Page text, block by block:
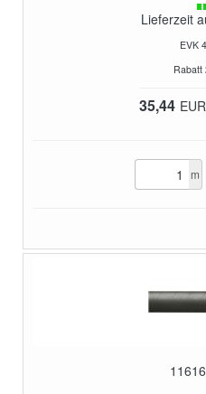
Lieferzeit
EVK
Rabatt
35,44 EUR
m